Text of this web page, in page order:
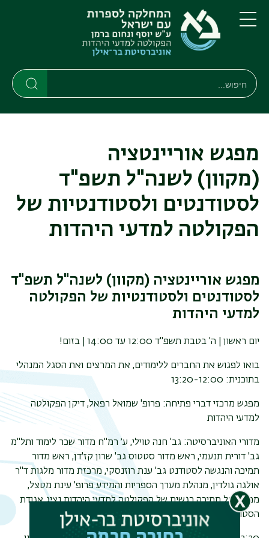
דילוג
לתוכן
העיקרי
דילוג
לתפריט
ניווט
ראשי
תפריט
חיפוש
חיפוש
מפגש אוריינטציה
(מקוון) לשנה"ל תשפ"ד
לסטודנטים ולסטודנטיות של
הפקולטה למדעי היהדות
מפגש אוריינטציה (מקוון) לשנה"ל תשפ"ד
לסטודנטים ולסטודנטיות של הפקולטה
למדעי היהדות
יום ראשון | ה' בטבת תשפ"ד 12:00 עד 14:00 | בזום !
בואו לפגוש את החברים ללימודים, את המרצים ואת הסגל המנהלי
בתוכנית: 13:20-12:00
מפגש מרכזי דברי פתיחה: פרופ' שמואל רפאל, דיקן הפקולטה
למדעי היהדות
מדורי האוניברסיטה: גב' חנה טוילי, ע׳ רמ"ח מדור שכר לימוד ותל"מ
גב' דורית תנעמי, ראש מדור סטטוס גב' שרון קז'דן, ראש מדור
תמיכה והנגשה לסטודנט גב' ענת רוזנסקי, מרכזת מדור מלגות ד"ר
אולגה גולדין, מנהלת מערך הספריות והמידע פרופ' עינת מטצל,
ממונה על תמיכה רגשית של הפקולטה למדעי היהדות נציג אגודת
הסטודנטים